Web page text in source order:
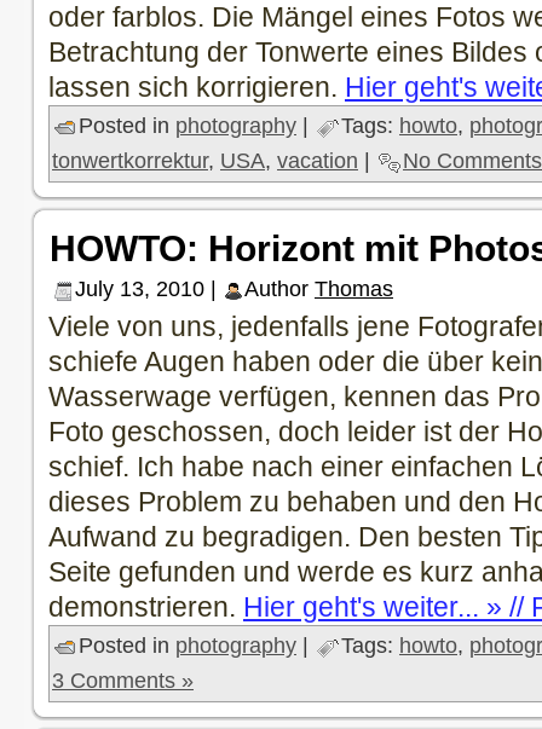
oder farblos. Die Mängel eines Fotos
Betrachtung der Tonwerte eines Bildes
lassen sich korrigieren. Hier geht's
Posted in photography Tags: howto,
tonwertkorrektur, USA, vacation No
HOWTO: Horizont mit
July 13, 2010 | Author Thomas
Viele von uns, jedenfalls jene
schiefe Augen haben oder die über
Wasserwage verfügen, kennen das
Foto geschossen, doch leider ist der
schief. Ich habe nach einer einfachen
dieses Problem zu behaben und den
Aufwand zu begradigen. Den besten
Seite gefunden und werde es kurz
demonstrieren. Hier geht's weiter... » //
Posted in photography Tags: howto,
3 Comments »